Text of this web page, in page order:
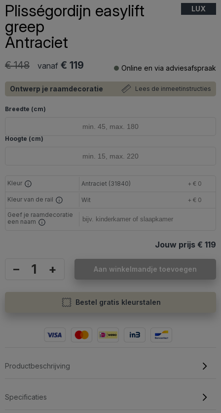
Plisségordijn easylift
greep
Antraciet
LUX
vanaf € 119
€ 148 Online en via adviesafspraak
Ontwerp je raamdecoratie Lees de inmeetinstructies
Breedte (cm)
Hoogte (cm)
Kleur Antraciet (31840) + € 0
Kleur van de rail Wit
+ € 0
Geef je raamdecoratie
een naam
Jouw prijs € 119
– + Aan winkelmandje toevoegen
Bestel gratis kleurstalen
Productbeschrijving
Specificaties